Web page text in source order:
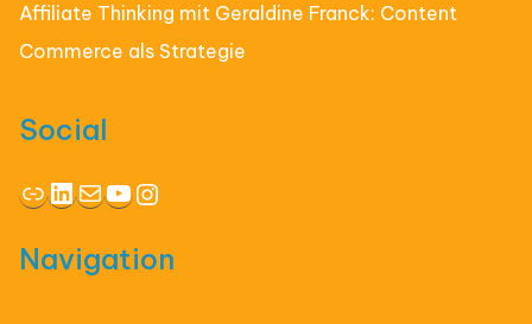
Affiliate Thinking mit Geraldine Franck: Content
Commerce als Strategie
Social
LinkLinkedIn
E-MailYouTube
Instagram
Navigation